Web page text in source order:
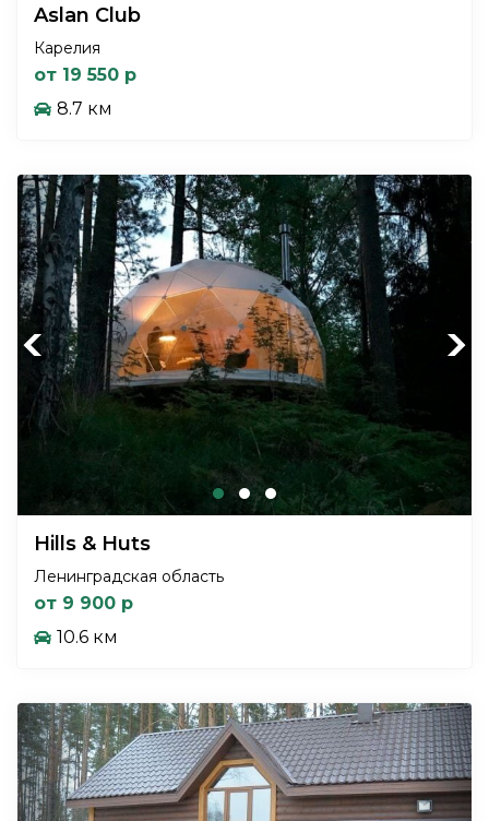
Aslan Club
Карелия
от 19 550 р
8.7 км
Previous Next
Hills & Huts
Ленинградская область
от 9 900 р
10.6 км